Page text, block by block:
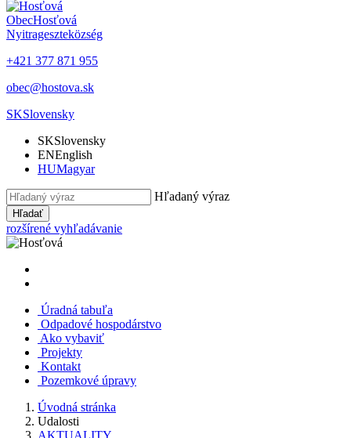
ObecHosťová
Nyitrageszteközség
+421 377 871 955
obec@hostova.sk
SKSlovensky
SKSlovensky
ENEnglish
HUMagyar
Hľadaný výraz
Hľadať
rozšírené vyhľadávanie
Úradná tabuľa
Odpadové hospodárstvo
Ako vybaviť
Projekty
Kontakt
Pozemkové úpravy
Úvodná stránka
Udalosti
AKTUALITY